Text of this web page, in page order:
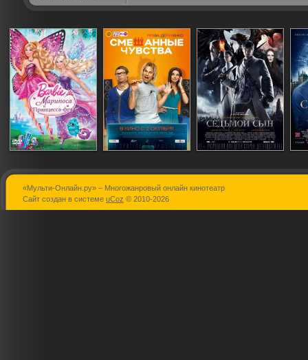
Барби:
Смешанные
«Мульти-Онлайн.ру» – Многожанровый онлайн кинотеатр
Сайт создан в системе uCoz © 2010-2026